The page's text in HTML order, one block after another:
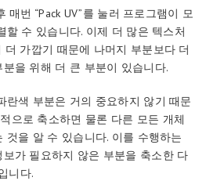
매번 “Pack UV”를 눌러 프로그램이 모
할 수 있습니다. 이제 더 많은 텍스처
더 가깝기 때문에 나머지 부분보다 더
을 위해 더 큰 부분이 있습니다.
란색 부분은 거의 중요하지 않기 때문
으로 축소하면 물론 다른 모든 개체
것을 알 수 있습니다. 이를 수행하는
가 필요하지 않은 부분을 축소한 다
니다.